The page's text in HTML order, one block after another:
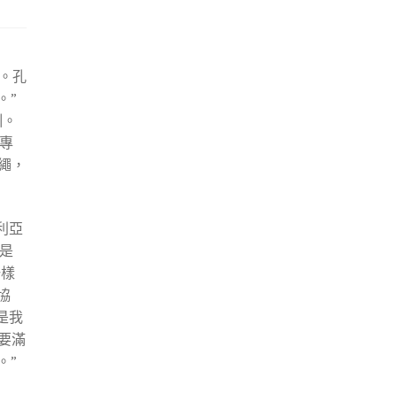
孔
”
，
亞
我
滿
”